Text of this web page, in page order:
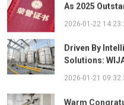
As 2025
2026-01-22
Driven By
Solutions:
2026-01-21
Warm